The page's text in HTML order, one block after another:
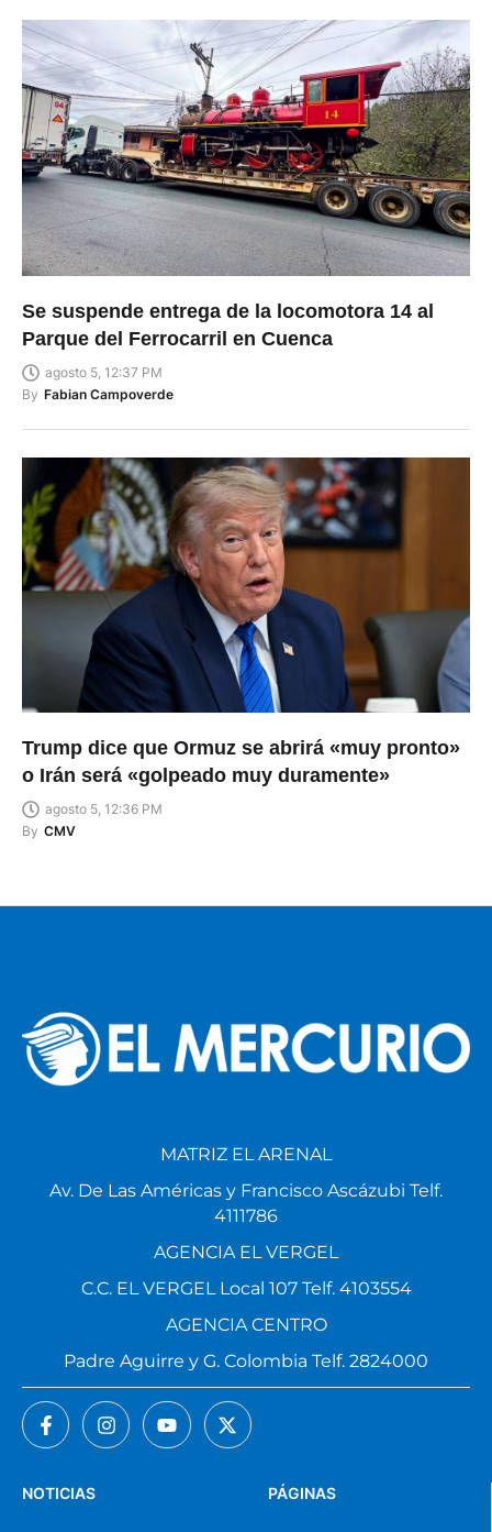
Se suspende entrega de la locomotora 14 al
Parque del Ferrocarril en Cuenca
agosto 5, 12:37 PM
By Fabian Campoverde
Trump dice que Ormuz se abrirá «muy pronto»
o Irán será «golpeado muy duramente»
agosto 5, 12:36 PM
By CMV
PÁGINAS
NOTICIAS
MATRIZ EL ARENAL
Av. De Las Américas y Francisco Ascázubi Telf.
4111786
AGENCIA EL VERGEL
C.C. EL VERGEL Local 107 Telf. 4103554
AGENCIA CENTRO
Padre Aguirre y G. Colombia Telf. 2824000